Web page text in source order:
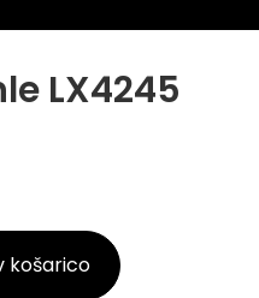
LX4245
košarico